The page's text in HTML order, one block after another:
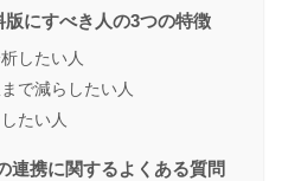
にすべき人の3つの特徴
したい人
で減らしたい人
たい人
携に関するよくある質問